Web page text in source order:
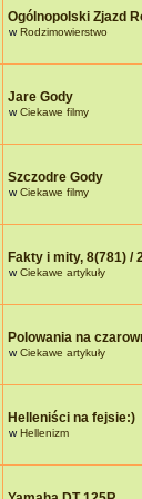
Ogólnopolski Zjazd
wRodzimowierstwo
Jare Gody
wCiekawe filmy
Szczodre Gody
wCiekawe filmy
Fakty i mity, 8(781) /
wCiekawe artykuły
Polowania na
wCiekawe artykuły
Helleniści na fejsie:)
wHellenizm